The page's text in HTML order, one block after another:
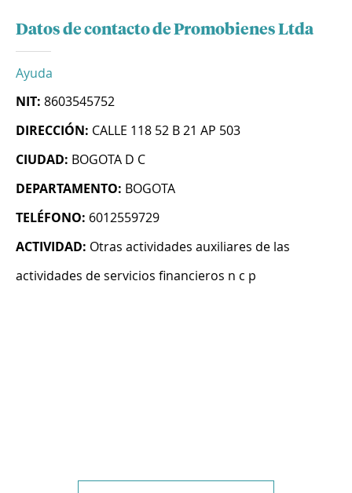
Datos de contacto de Promobienes Ltda
Ayuda
NIT: 8603545752
DIRECCIÓN: CALLE 118 52 B 21 AP 503
CIUDAD: BOGOTA D C
DEPARTAMENTO: BOGOTA
TELÉFONO: 6012559729
ACTIVIDAD: Otras actividades auxiliares de las
actividades de servicios financieros n c p